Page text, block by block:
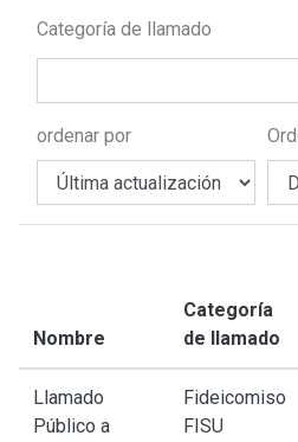
Categoría de llamado
ordenar por
Nombre
Categoría
de llamado
Llamado
Público a
Fideicomiso
FISU